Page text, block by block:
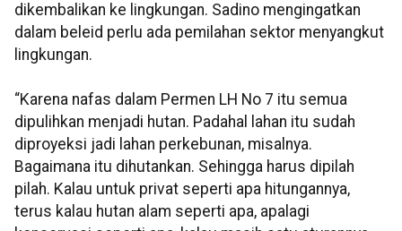
dikembalikan ke lingkungan. Sadino mengingatkan
dalam beleid perlu ada pemilahan sektor menyangkut
lingkungan.
“Karena nafas dalam Permen LH No 7 itu semua
dipulihkan menjadi hutan. Padahal lahan itu sudah
diproyeksi jadi lahan perkebunan, misalnya.
Bagaimana itu dihutankan. Sehingga harus dipilah
pilah. Kalau untuk privat seperti apa hitungannya,
terus kalau hutan alam seperti apa, apalagi